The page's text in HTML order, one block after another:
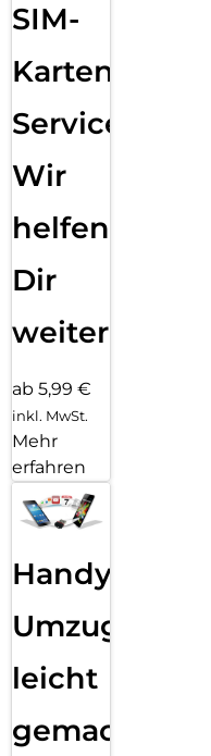
SIM-
Karten
Service:
Wir
helfen
Dir
weiter
ab 5,99 €
inkl. MwSt.
Mehr
erfahren
Handy
Umzug
leicht
gemacht!